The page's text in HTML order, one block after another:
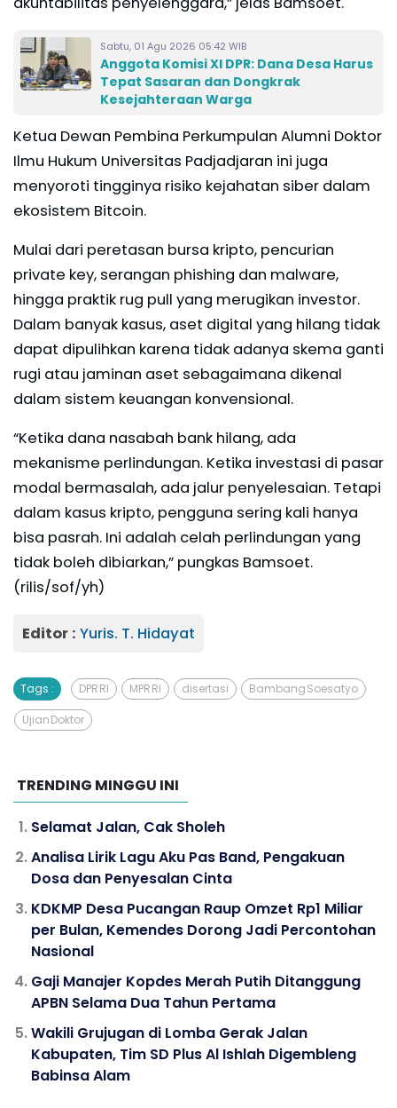
Sabtu, 01 Agu 2026 05:42 WIB
Anggota Komisi XI DPR: Dana Desa Harus
Tepat Sasaran dan Dongkrak
Kesejahteraan Warga
Ketua Dewan Pembina Perkumpulan Alumni Doktor
Ilmu Hukum Universitas Padjadjaran ini juga
menyoroti tingginya risiko kejahatan siber dalam
ekosistem Bitcoin.
Mulai dari peretasan bursa kripto, pencurian
private key, serangan phishing dan malware,
hingga praktik rug pull yang merugikan investor.
Dalam banyak kasus, aset digital yang hilang tidak
dapat dipulihkan karena tidak adanya skema ganti
rugi atau jaminan aset sebagaimana dikenal
dalam sistem keuangan konvensional.
“Ketika dana nasabah bank hilang, ada
mekanisme perlindungan. Ketika investasi di pasar
modal bermasalah, ada jalur penyelesaian. Tetapi
dalam kasus kripto, pengguna sering kali hanya
bisa pasrah. Ini adalah celah perlindungan yang
tidak boleh dibiarkan,” pungkas Bamsoet.
(rilis/sof/yh)
Editor : Yuris. T. Hidayat
Tags : DPR RI MPR RI disertasi Bambang Soesatyo
Ujian Doktor
TRENDING MINGGU INI
Selamat Jalan, Cak Sholeh
Analisa Lirik Lagu Aku Pas Band, Pengakuan
Dosa dan Penyesalan Cinta
KDKMP Desa Pucangan Raup Omzet Rp1 Miliar
per Bulan, Kemendes Dorong Jadi Percontohan
Nasional
Gaji Manajer Kopdes Merah Putih Ditanggung
APBN Selama Dua Tahun Pertama
Wakili Grujugan di Lomba Gerak Jalan
Kabupaten, Tim SD Plus Al Ishlah Digembleng
Babinsa Alam